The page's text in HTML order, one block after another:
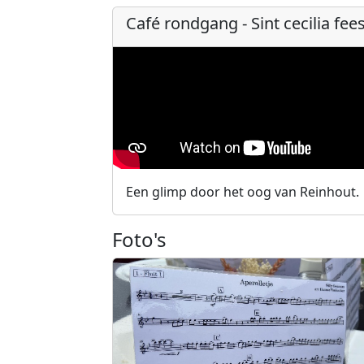
Café rondgang - Sint cecilia
Een glimp door het oog van Reinhout.
Foto's